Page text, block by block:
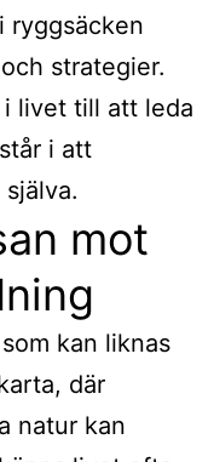
ryggsäcken
strategier.
livet till att leda
i att
mot
kan liknas
där
natur kan